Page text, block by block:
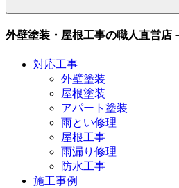
外壁塗装・屋根工事の職人直営店
対応工事
外壁塗装
屋根塗装
アパート塗装
雨とい修理
屋根工事
雨漏り修理
防水工事
施工事例